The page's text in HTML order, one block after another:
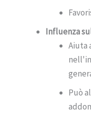
Influenza
Aiuta
Può